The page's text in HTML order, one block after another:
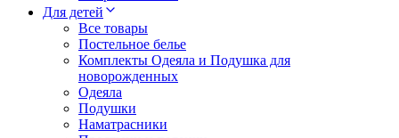
Для детей
Все товары
Постельное белье
Комплекты Одеяла и Подушка для
новорожденных
Одеяла
Подушки
Наматрасники